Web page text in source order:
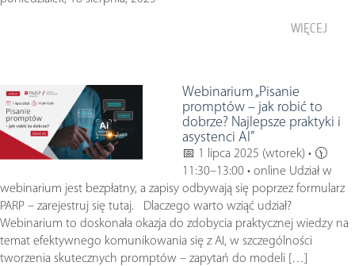
WIĘCEJ
Webinarium „Pisanie
promptów – jak robić to
dobrze? Najlepsze praktyki i
asystenci AI”
📅 1 lipca 2025 (wtorek) • 🕦
11:30–13:00 • online Udział w
webinarium jest bezpłatny, a zapisy odbywają się poprzez formularz
PARP – zarejestruj się tutaj. Dlaczego warto wziąć udział?
Webinarium to doskonała okazja do zdobycia praktycznej wiedzy na
temat efektywnego komunikowania się z AI, w szczególności
tworzenia skutecznych promptów – zapytań do modeli […]